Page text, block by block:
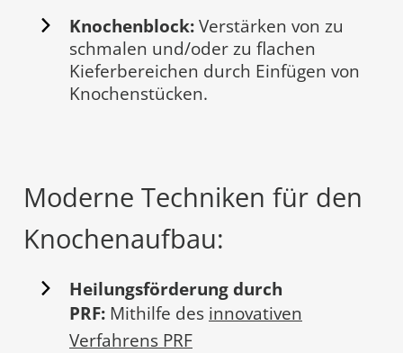
Knochenblock:Verstärken von zu
schmalen und/oder zu flachen
Kieferbereichen durch Einfügen von
Knochenstücken.
Moderne Techniken für den
Knochenaufbau:
Heilungsförderung durch
PRF: Mithilfe des innovativen
Verfahrens PRF